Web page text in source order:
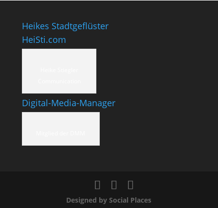
Heikes Stadtgeflüster
HeiSti.com
Digital-Media-Manager
Designed by Social Places